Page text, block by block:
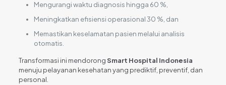
Mengurangi waktu diagnosis hingga 60 %,
Meningkatkan efisiensi operasional 30 %, dan
Memastikan keselamatan pasien melalui analisis
otomatis.
Transformasi ini mendorongSmart Hospital Indonesia
menuju pelayanan kesehatan yang prediktif, preventif, dan
personal.